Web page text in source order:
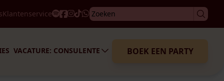
Klantenservice
VACATURE: CONSULENTE
Ervaringen
Aanmelden
BOEK EEN PARTY